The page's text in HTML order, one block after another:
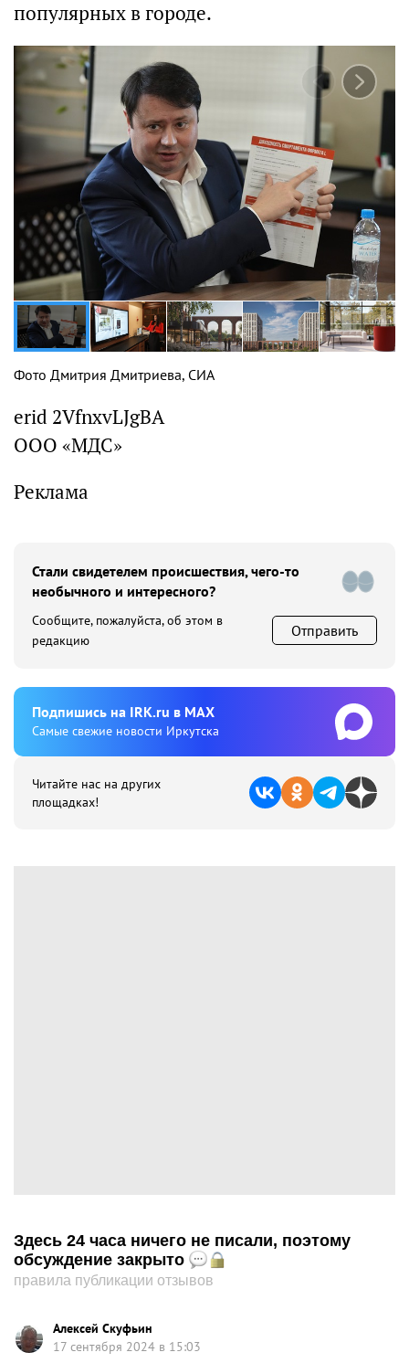
популярных в городе.
Фото Дмитрия Дмитриева, СИА
erid 2VfnxvLJgBA
ООО «МДС»
Реклама
Стали свидетелем происшествия, чего-то
необычного и интересного?
Сообщите, пожалуйста, об этом в
редакцию
Отправить
Подпишиcь на IRK.ru в MAX
Cамые свежие новости Иркутска
Читайте нас на других
площадках!
Здесь 24 часа ничего не писали, поэтому
обсуждение закрыто
правила публикации отзывов
Алексей Скуфьин
17 сентября 2024 в 15:03